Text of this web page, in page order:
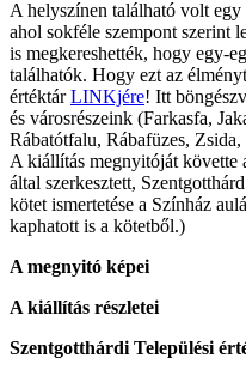
A helyszínen található volt
ahol sokféle szempont szerint
is megkereshették, hogy egy-
találhatók. Hogy ezt az
értéktárLINKjére! Itt
és városrészeink (Farkasfa,
Rábatótfalu, Rábafüzes,
A kiállítás megnyitóját követte
által szerkesztett,
kötet ismertetése a Színház
kaphatott is a kötetből.)
A megnyitó képei
A kiállítás részletei
Szentgotthárdi Települési